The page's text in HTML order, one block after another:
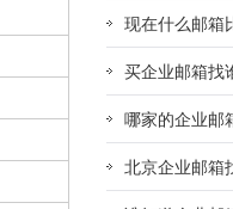
现在什么邮箱
买企业邮箱找
哪家的企业邮
北京企业邮箱